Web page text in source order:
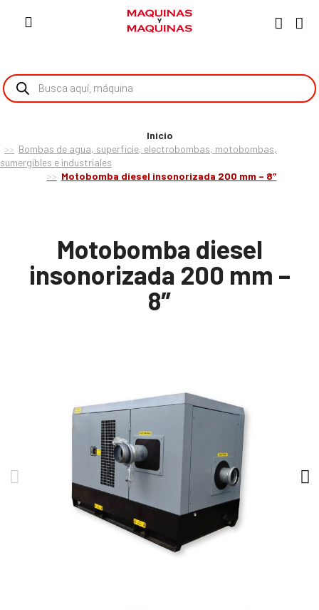
Inicio
Bombas de agua, superficie, electrobombas, motobombas,
sumergibles e industriales
Motobomba diesel insonorizada 200 mm – 8″
Motobomba diesel
insonorizada 200 mm –
8″